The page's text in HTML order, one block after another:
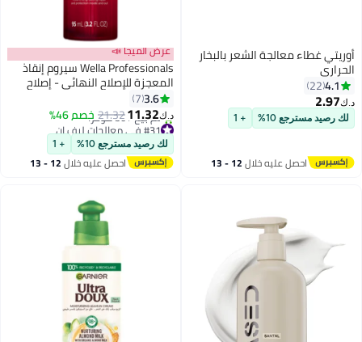
أوريتي غطاء معالجة الشعر بالبخار
الحراري
4.1
22
د.ك‏2.97
لك رصيد مسترجع 10% + 1
احصل عليه خلال 12 - 13
عرض الميجا 📣
Wella Professionals سيروم إنقاذ
المعجزة للإصلاح النهائي - إصلاح
الأضرار في 90 ثانية لللمعان
مل)
3.6
7
د.ك‏11.32
21.32خصم 46%
#31 في معالجات ليف إن
أقل سعر في 30 يوم
تم بيع +30 مؤخرًا
#31 في معالجات ليف إن
لك رصيد مسترجع 10% + 1
احصل عليه خلال 12 - 13